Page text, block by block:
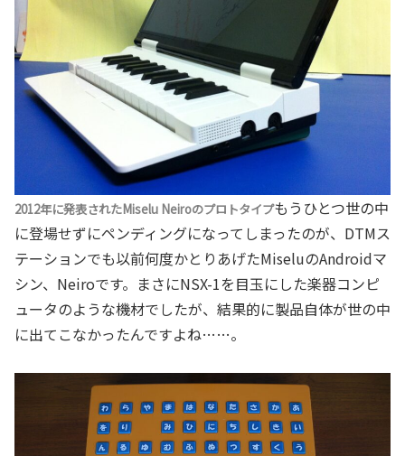
2012年に発表されたMiselu Neiroのプロトタイプもうひとつ世の中
に登場せずにペンディングになってしまったのが、DTMス
テーションでも以前何度かとりあげたMiseluのAndroidマ
シン、Neiroです。まさにNSX-1を目玉にした楽器コンピ
ュータのような機材でしたが、結果的に製品自体が世の中
に出てこなかったんですよね……。